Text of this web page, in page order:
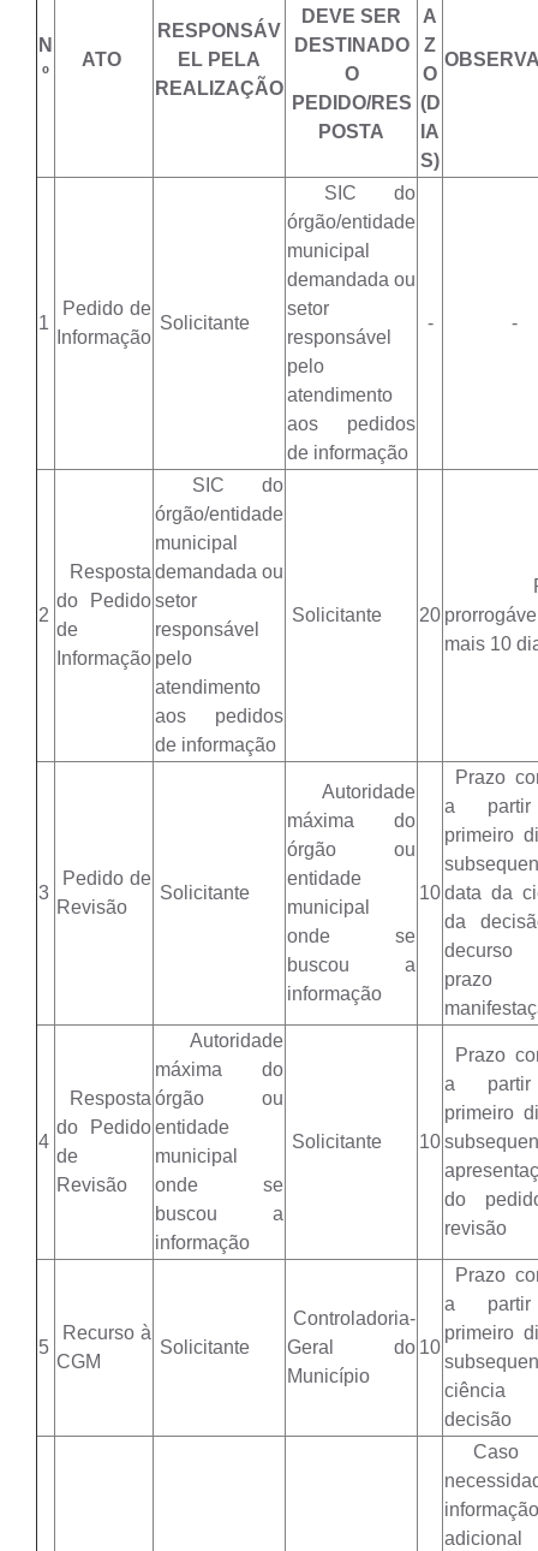
N
º
ATO
RESPONSÁV
EL PELA
REALIZAÇÃO
DEVE SER
DESTINADO
O
PEDIDO/RES
POSTA
A
Z
O
(D
IA
S)
1
Pedido de
Informação
Solicitante
SIC do
órgão/entidade
municipal
demandada ou
setor
responsável
pelo
atendimento
aos pedidos
de informação
- -
2
Resposta
do Pedido
de
Informação
SIC do
órgão/entidade
municipal
demandada ou
setor
responsável
pelo
atendimento
aos pedidos
de informação
Solicitante 20
mais 10
3
Pedido de
Revisão
Solicitante
Autoridade
máxima do
órgão ou
entidade
municipal
onde se
buscou a
informação
10
Prazo
a
primeiro
data da
da
prazo
4
Resposta
do Pedido
de
Revisão
Autoridade
máxima do
órgão ou
entidade
municipal
onde se
buscou a
informação
Solicitante 10
Prazo
a
primeiro
do
revisão
5
Recurso à
CGM
Solicitante
Controladoria-
Geral do
Município
10
Prazo
a
primeiro
decisão
Caso
informação